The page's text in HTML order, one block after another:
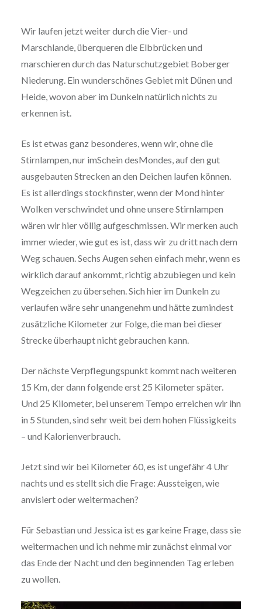
Wir laufen jetzt weiter durch die Vier- und
Marschlande, überqueren die Elbbrücken und
marschieren durch das Naturschutzgebiet Boberger
Niederung. Ein wunderschönes Gebiet mit Dünen und
Heide, wovon aber im Dunkeln natürlich nichts zu
erkennen ist.
Es ist etwas ganz besonderes, wenn wir, ohne die
Stirnlampen, nur imSchein desMondes, auf den gut
ausgebauten Strecken an den Deichen laufen können.
Es ist allerdings stockfinster, wenn der Mond hinter
Wolken verschwindet und ohne unsere Stirnlampen
wären wir hier völlig aufgeschmissen. Wir merken auch
immer wieder, wie gut es ist, dass wir zu dritt nach dem
Weg schauen. Sechs Augen sehen einfach mehr, wenn es
wirklich darauf ankommt, richtig abzubiegen und kein
Wegzeichen zu übersehen. Sich hier im Dunkeln zu
verlaufen wäre sehr unangenehm und hätte zumindest
zusätzliche Kilometer zur Folge, die man bei dieser
Strecke überhaupt nicht gebrauchen kann.
Der nächste Verpflegungspunkt kommt nach weiteren
15 Km, der dann folgende erst 25 Kilometer später.
Und 25 Kilometer, bei unserem Tempo erreichen wir ihn
in 5 Stunden, sind sehr weit bei dem hohen Flüssigkeits
– und Kalorienverbrauch.
Jetzt sind wir bei Kilometer 60, es ist ungefähr 4 Uhr
nachts und es stellt sich die Frage: Aussteigen, wie
anvisiert oder weitermachen?
Für Sebastian und Jessica ist es garkeine Frage, dass sie
weitermachen und ich nehme mir zunächst einmal vor
das Ende der Nacht und den beginnenden Tag erleben
zu wollen.